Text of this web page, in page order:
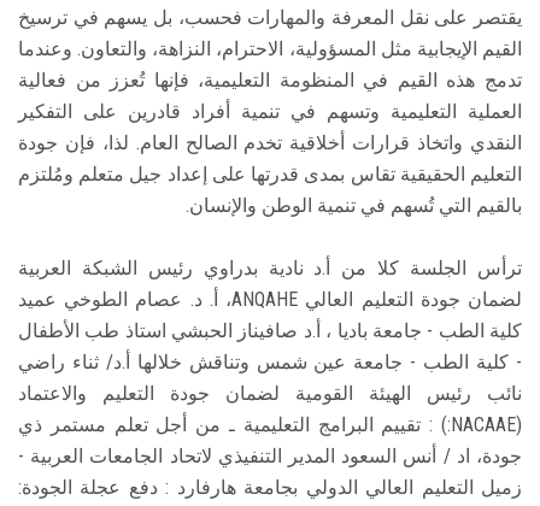
يقتصر على نقل المعرفة والمهارات فحسب، بل يسهم في ترسيخ
القيم الإيجابية مثل المسؤولية، الاحترام، النزاهة، والتعاون. وعندما
تدمج هذه القيم في المنظومة التعليمية، فإنها تُعزز من فعالية
العملية التعليمية وتسهم في تنمية أفراد قادرين على التفكير
النقدي واتخاذ قرارات أخلاقية تخدم الصالح العام. لذا، فإن جودة
التعليم الحقيقية تقاس بمدى قدرتها على إعداد جيل متعلم ومُلتزم
بالقيم التي تُسهم في تنمية الوطن والإنسان.
ترأس الجلسة كلا من أ.د نادية بدراوي رئيس الشبكة العربية
لضمان جودة التعليم العالي ANQAHE، أ. د. عصام الطوخي عميد
كلية الطب - جامعة باديا ، أ.د صافيناز الحبشي استاذ طب الأطفال
- كلية الطب - جامعة عين شمس وتناقش خلالها أ.د/ ثناء راضي
نائب رئيس الهيئة القومية لضمان جودة التعليم والاعتماد
(NACAAE:) : تقييم البرامج التعليمية ـ من أجل تعلم مستمر ذي
جودة، اد / أنس السعود المدير التنفيذي لاتحاد الجامعات العربية -
زميل التعليم العالي الدولي بجامعة هارفارد : دفع عجلة الجودة: